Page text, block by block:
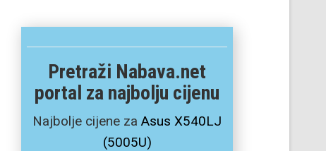
Pretraži Nabava.net
portal za najbolju cijenu
Najbolje cijene za Asus X540LJ
(5005U)